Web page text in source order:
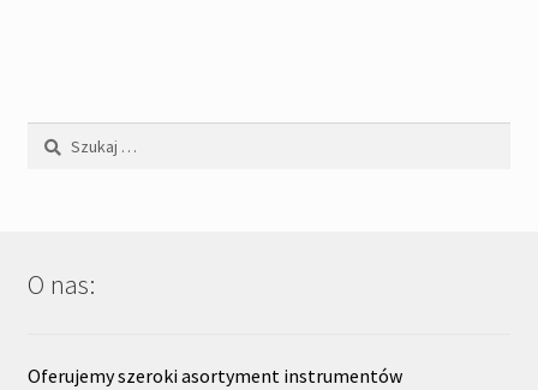
Szukaj:
O nas:
Oferujemy szeroki asortyment instrumentów